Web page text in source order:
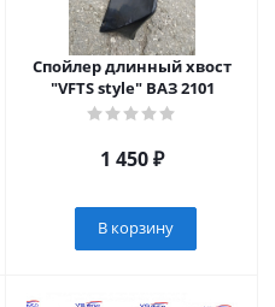
Спойлер длинный хвост
"VFTS style" ВАЗ 2101
1 450₽
В корзину